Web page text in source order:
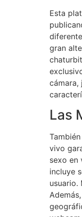
Esta
gran
cámara,
Las
vivo
sexo en
incluye
usuario.